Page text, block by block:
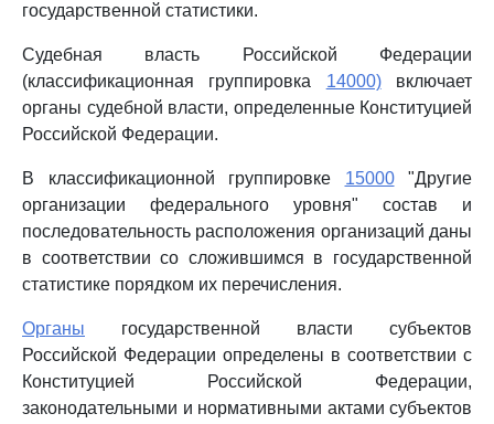
государственной статистики.
Судебная власть Российской Федерации
(классификационная группировка 14000)включает
органы судебной власти, определенные Конституцией
Российской Федерации.
В классификационной группировке 15000"Другие
организации федерального уровня" состав и
последовательность расположения организаций даны
в соответствии со сложившимся в государственной
статистике порядком их перечисления.
Органы государственной власти субъектов
Российской Федерации определены в соответствии с
Конституцией Российской Федерации,
законодательными и нормативными актами субъектов